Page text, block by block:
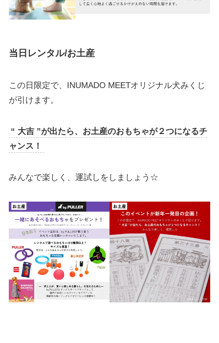
当日レンタル/お土産
この日限定で、INUMADO MEETオリジナル犬みくじ
が引けます。
“ 大吉 ”が出たら、お土産のおもちゃが２つになるチ
ャンス！
みんなで楽しく、運試しをしましょう☆